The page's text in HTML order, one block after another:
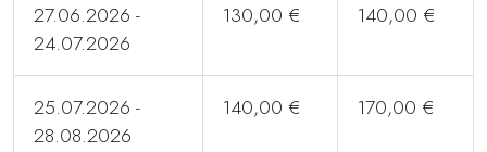
27.06.2026 -
24.07.2026
130,00 € 140,00 €
25.07.2026 -
28.08.2026
140,00 € 170,00 €